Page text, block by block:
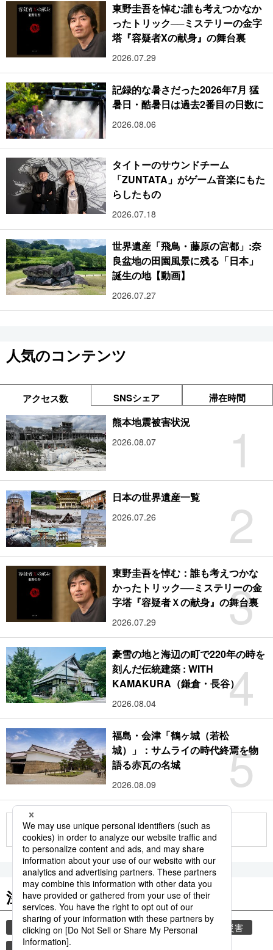
東野圭吾を悼む:誰も考えつかなか
ったトリック──ミステリーの金字
塔『容疑者Xの献身』の舞台裏
2026.07.29
記録的な暑さだった2026年7月 猛
暑日・酷暑日は過去2番目の日数に
2026.08.06
タイトーのサウンドチーム
「ZUNTATA」がゲーム音楽にもた
らしたもの
2026.07.18
世界遺産「飛鳥・藤原の宮都」:奈
良盆地の田園風景に残る「日本」
誕生の地【動画】
2026.07.27
人気のコンテンツ
アクセス数 SNSシェア 滞在時間
1
熊本地震被害状況
2026.08.07
2
日本の世界遺産一覧
2026.07.26
3
東野圭吾を悼む：誰も考えつかな
かったトリック──ミステリーの金
字塔『容疑者Ｘの献身』の舞台裏
2026.07.29
4
豪雪の地と海辺の町で220年の時を
刻んだ伝統建築 : WITH
KAMAKURA（鎌倉・長谷）
2026.08.04
5
福島・会津「鶴ヶ城（若松
城）」：サムライの時代終焉を物
語る赤瓦の名城
2026.08.09
もっと見る
注目のキーワード
共同通信ニュース 時事通信ニュース
気象・災害